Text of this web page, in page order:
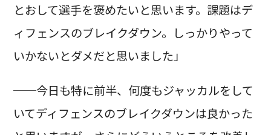
とおして選手を褒めたいと思います。課題はデ
ィフェンスのブレイクダウン。しっかりやって
いかないとダメだと思いました」
──今日も特に前半、何度もジャッカルをして
いてディフェンスのブレイクダウンは良かった